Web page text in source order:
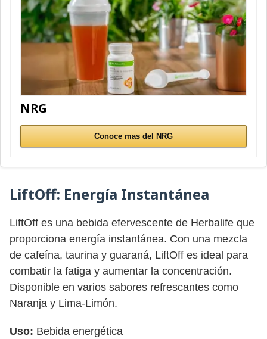
NRG
Conoce mas del NRG
LiftOff: Energía Instantánea
LiftOff es una bebida efervescente de Herbalife que
proporciona energía instantánea. Con una mezcla
de cafeína, taurina y guaraná, LiftOff es ideal para
combatir la fatiga y aumentar la concentración.
Disponible en varios sabores refrescantes como
Naranja y Lima-Limón.
Uso: Bebida energética